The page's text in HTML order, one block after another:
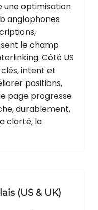
une optimisation
anglophones
le champ
Côté US
intent et
positions,
page progresse
durablement,
clarté, la
(US & UK)